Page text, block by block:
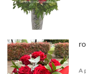
A